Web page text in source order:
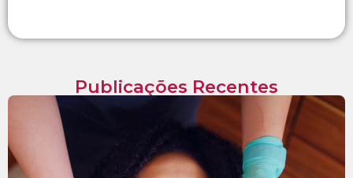
Publicações Recentes